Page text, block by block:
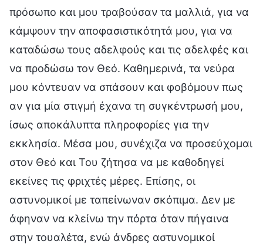
πρόσωπο και μου τραβούσαν τα μαλλιά, για να
κάμψουν την αποφασιστικότητά μου, για να
καταδώσω τους αδελφούς και τις αδελφές και
να προδώσω τον Θεό. Καθημερινά, τα νεύρα
μου κόντευαν να σπάσουν και φοβόμουν πως
αν για μία στιγμή έχανα τη συγκέντρωσή μου,
ίσως αποκάλυπτα πληροφορίες για την
εκκλησία. Μέσα μου, συνέχιζα να προσεύχομαι
στον Θεό και Του ζήτησα να με καθοδηγεί
εκείνες τις φριχτές μέρες. Επίσης, οι
αστυνομικοί με ταπείνωναν σκόπιμα. Δεν με
άφηναν να κλείνω την πόρτα όταν πήγαινα
στην τουαλέτα, ενώ άνδρες αστυνομικοί